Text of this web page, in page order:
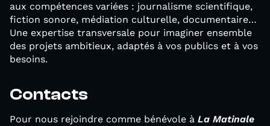
aux compétences variées : journalisme scientifique,
fiction sonore, médiation culturelle, documentaire…
Une expertise transversale pour imaginer ensemble
des projets ambitieux, adaptés à vos publics et à vos
besoins.
Contacts
Pour nous rejoindre comme bénévole à La Matinale